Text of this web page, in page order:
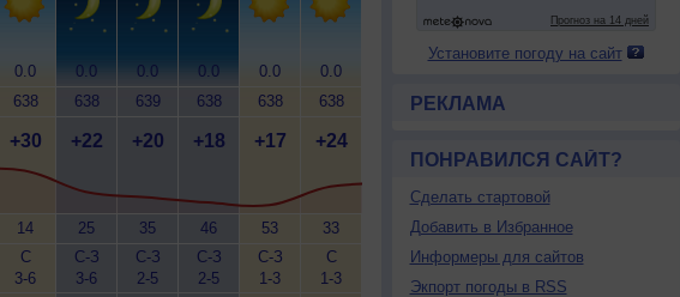
0.0
638
+30
14
С
3-6
0.0
638
+22
25
С-З
3-6
0.0
639
+20
35
С-З
2-5
0.0
638
+18
46
С-З
2-5
0.0
638
+17
53
С-З
1-3
0.0
638
+24
33
С
1-3
Установите погоду на сайт
РЕКЛАМА
ПОНРАВИЛСЯ САЙТ?
Сделать стартовой
Добавить в Избранное
Информеры для сайтов
Экпорт погоды в RSS